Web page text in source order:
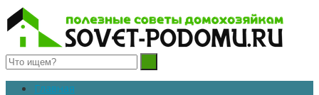
Полезные советы домохозяйкам
Главная